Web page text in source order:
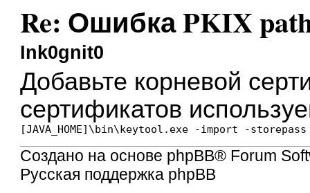
Re: Ошибка PKIX
Ink0gnit0
Добавьте корневой
сертификатов
Создано на основе phpBB® Forum
Русская поддержка phpBB